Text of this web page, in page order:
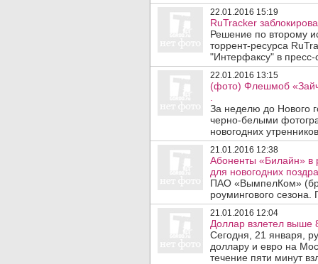
22.01.2016 15:19
RuTracker
Решение по второму
торрент-ресурса
"Интерфаксу" в
22.01.2016 13:15
(фото) Флешмоб
За неделю до Нового
черно-белыми
новогодних
21.01.2016 12:38
Абоненты «Билайн» в
для новогодних
ПАО «ВымпелКом»
роумингового
21.01.2016 12:04
Доллар взлетел выше
Сегодня, 21 января,
доллару и евро на
течение пяти минут